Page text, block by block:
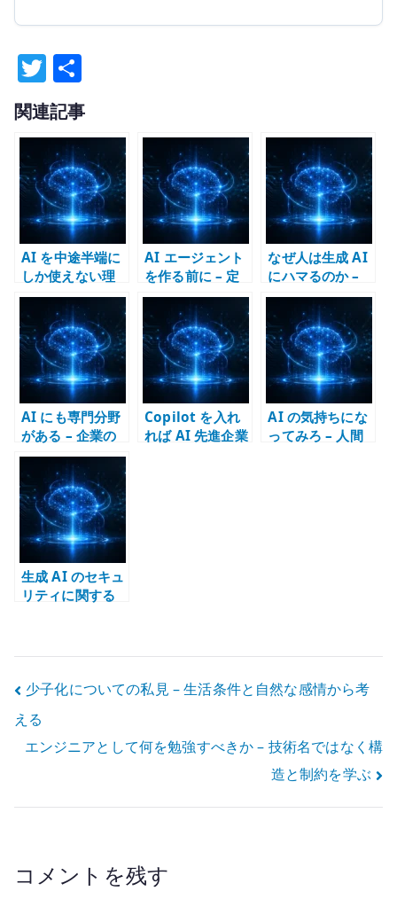
T
w
it
te
r
有
関連記事
AI を中途半端に
しか使えない理
由 – プロンプト
術より構造化が
重要
AI エージェント
を作る前に – 定
義できないもの
は設計できない
なぜ人は生成 AI
にハマるのか –
毎回少し違う応
答が思考を引き
込む
AI にも専門分野
がある – 企業の
事業構造が AI の
個性を作る
Copilot を入れ
れば AI 先進企業
AI の気持ちにな
ってみろ – 人間
生成 AI のセキュ
リティに関する
投
稿
ナ
ビ
ー
少子化についての私見 – 生活条件と自然な感情から考
える
エンジニアとして何を勉強すべきか – 技術名ではなく構
造と制約を学ぶ
コメントを残す